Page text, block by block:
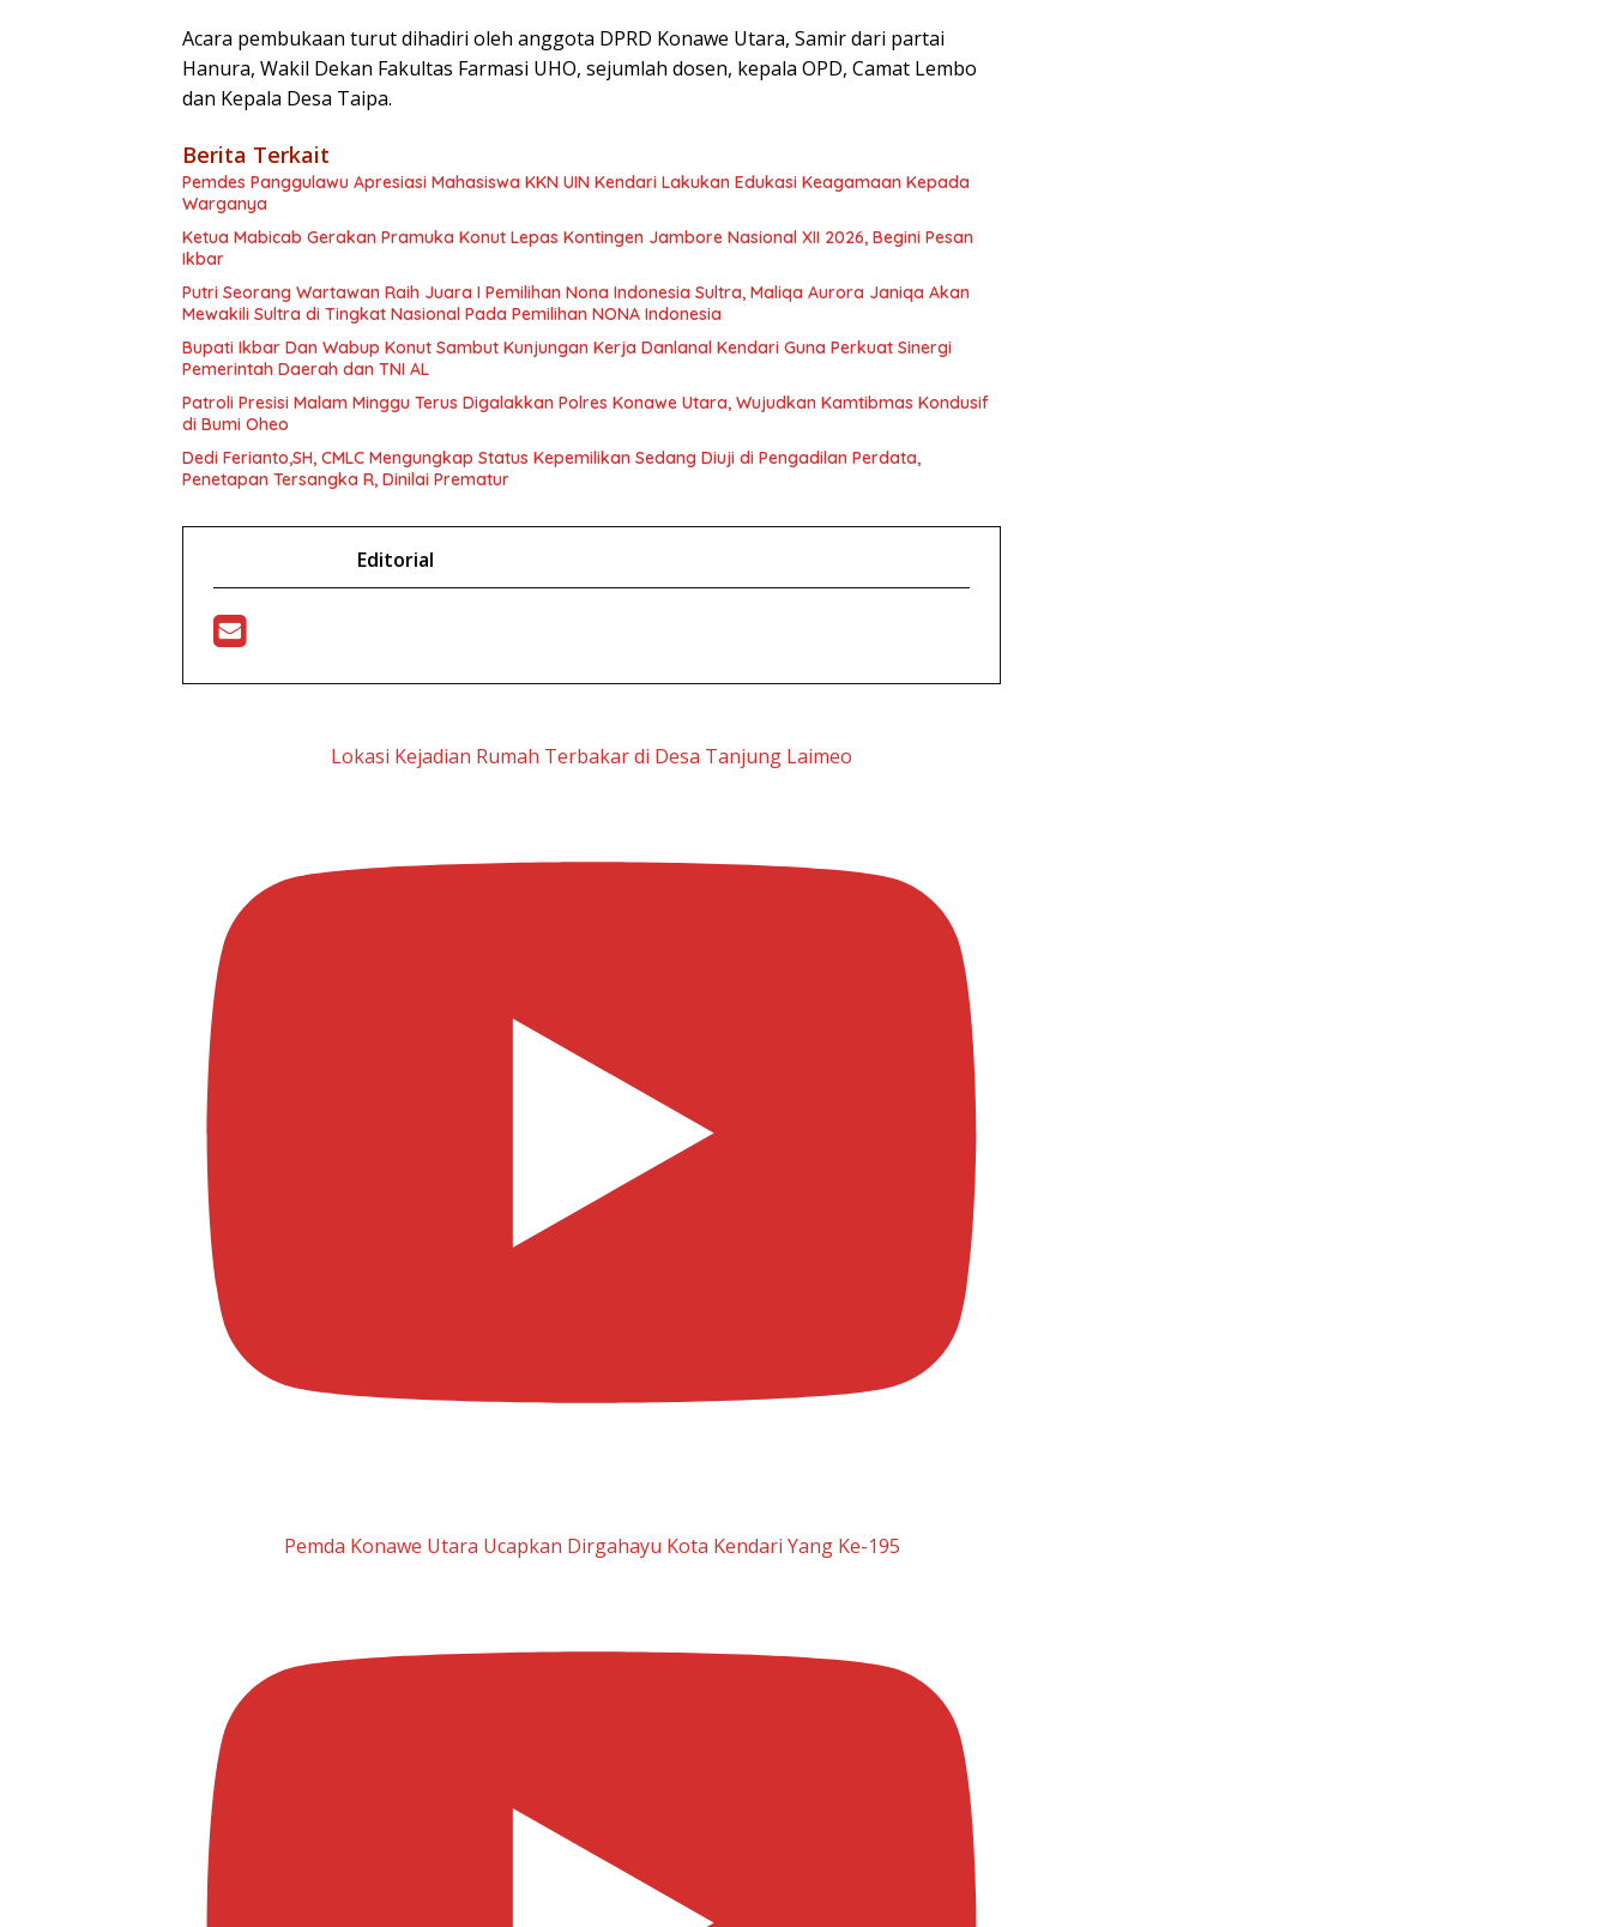
Acara pembukaan turut dihadiri oleh anggota DPRD Konawe Utara, Samir dari partai
Hanura, Wakil Dekan Fakultas Farmasi UHO, sejumlah dosen, kepala OPD, Camat Lembo
dan Kepala Desa Taipa.
Berita Terkait
Pemdes Panggulawu Apresiasi Mahasiswa KKN UIN Kendari Lakukan Edukasi Keagamaan Kepada
Warganya
Ketua Mabicab Gerakan Pramuka Konut Lepas Kontingen Jambore Nasional XII 2026, Begini Pesan
Ikbar
Putri Seorang Wartawan ‎Raih Juara I Pemilihan Nona Indonesia Sultra, Maliqa Aurora Janiqa Akan
Mewakili Sultra di Tingkat Nasional Pada Pemilihan NONA Indonesia
Bupati Ikbar Dan Wabup Konut Sambut Kunjungan Kerja Danlanal Kendari Guna Perkuat Sinergi
Pemerintah Daerah dan TNI AL
Patroli Presisi Malam Minggu Terus Digalakkan Polres Konawe Utara, Wujudkan Kamtibmas Kondusif
di Bumi Oheo
Dedi Ferianto,SH, CMLC Mengungkap Status Kepemilikan Sedang Diuji di Pengadilan Perdata,
Penetapan Tersangka R, Dinilai Prematur
Editorial
Lokasi Kejadian Rumah Terbakar di Desa Tanjung Laimeo
Pemda Konawe Utara Ucapkan Dirgahayu Kota Kendari Yang Ke-195